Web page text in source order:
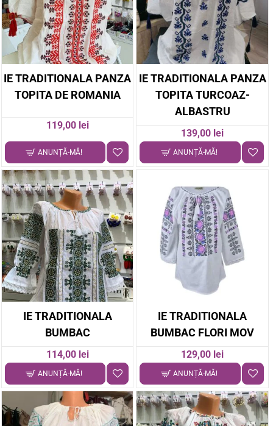
IE TRADITIONALA PANZA
TOPITA DE ROMANIA
119,00 lei
ANUNȚĂ-MĂ!
IE TRADITIONALA PANZA
TOPITA TURCOAZ-
ALBASTRU
139,00 lei
ANUNȚĂ-MĂ!
IE TRADITIONALA
BUMBAC
114,00 lei
ANUNȚĂ-MĂ!
IE TRADITIONALA
BUMBAC FLORI MOV
129,00 lei
ANUNȚĂ-MĂ!